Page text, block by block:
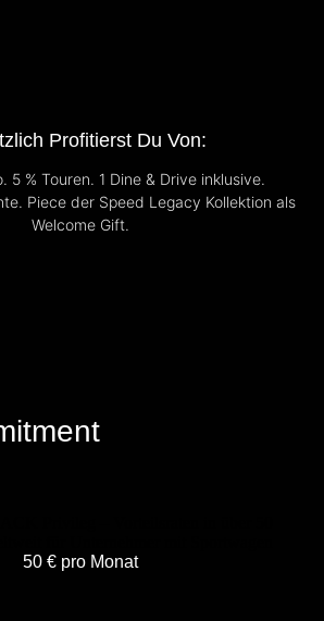
Profitierst Du Von:
5 % Touren. 1 Dine & Drive inklusive.
Piece der Speed Legacy Kollektion als
Welcome Gift.
50 € pro Monat